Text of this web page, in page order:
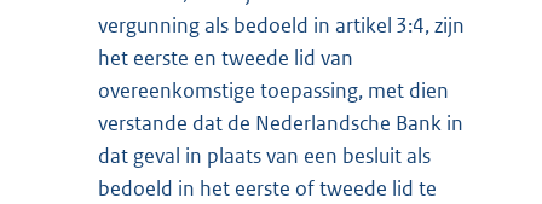
vergunning als bedoeld in artikel 3:4, zijn
het eerste en tweede lid van
overeenkomstige toepassing, met dien
verstande dat de Nederlandsche Bank in
dat geval in plaats van een besluit als
bedoeld in het eerste of tweede lid te